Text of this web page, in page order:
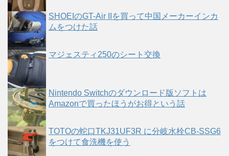
SHOEIのGT-Air IIを買って中国メーカーインカ
ムをつけた話
マジェスティ250のシート交換
Nintendo Switchのダウンロード版ソフトは
Amazonで買ったほうがお得という話
TOTOの蛇口TKJ31UF3R に分岐水栓CB-SSG6
をつけて食洗機を使う